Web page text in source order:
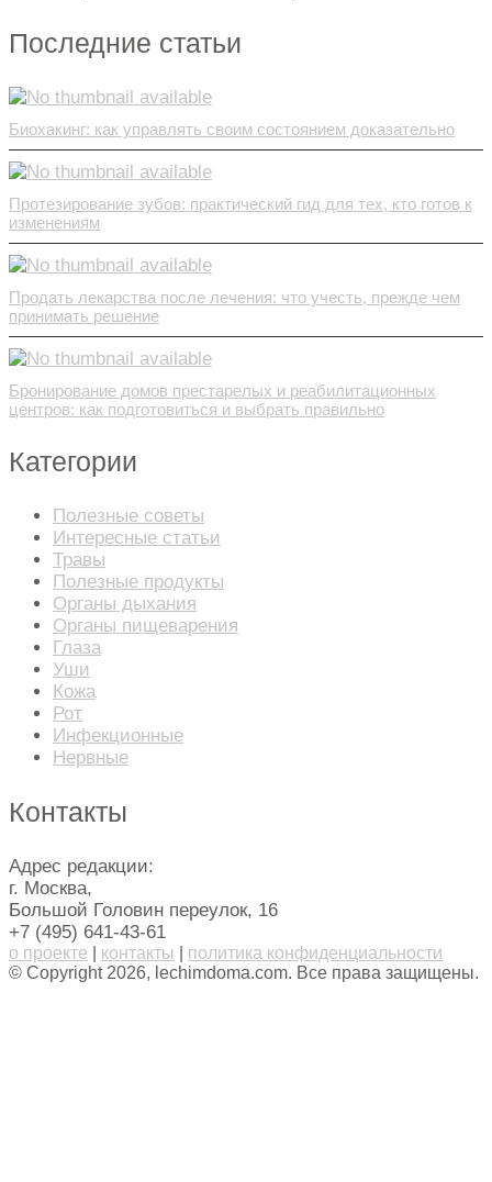
Последние статьи
Биохакинг: как управлять своим состоянием доказательно
Протезирование зубов: практический гид для тех, кто готов к
изменениям
Продать лекарства после лечения: что учесть, прежде чем
принимать решение
Бронирование домов престарелых и реабилитационных
центров: как подготовиться и выбрать правильно
Категории
Полезные советы
Интересные статьи
Травы
Полезные продукты
Органы дыхания
Органы пищеварения
Глаза
Уши
Кожа
Рот
Инфекционные
Нервные
Контакты
Адрес редакции:
г. Москва,
Большой Головин переулок, 16
+7 (495) 641-43-61
о проекте контакты
политика конфиденциальности
© Copyright 2026, lechimdoma.com. Все права защищены.